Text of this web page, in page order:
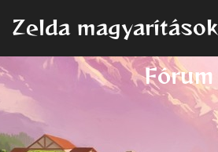
Zelda magyarítások
Fórum